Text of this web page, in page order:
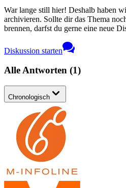
War lange still hier! Deshalb haben
archivieren. Sollte dir das Thema
brennen, darfst du gerne eine neue
Diskussion starten
Alle Antworten (1)
Chronologisch